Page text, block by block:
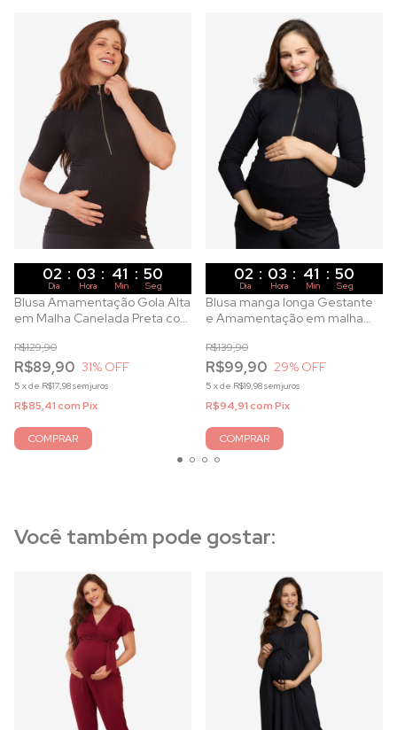
02 : 03 : 41 : 49
Dia Hora Min Seg
Blusa Amamentação Gola Alta
em Malha Canelada Preta com
R$89,90
R$129,90
31% OFF
5 xde R$17,98sem juros
R$85,41comPix
COMPRAR
02 : 03 : 41 : 49
Dia Hora Min Seg
Blusa manga longa Gestante
e Amamentação em malha
R$99,90
R$139,90
29% OFF
5 xde R$19,98sem juros
R$94,91comPix
COMPRAR
Você também pode gostar: